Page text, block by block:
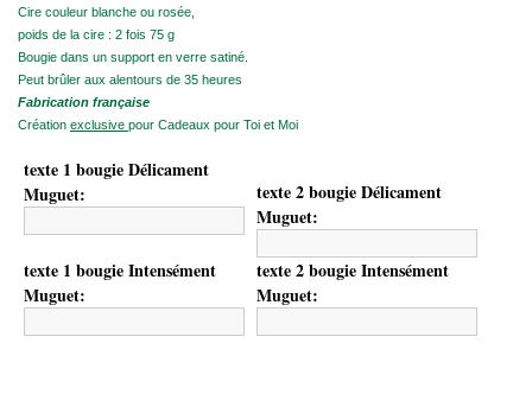
Cire couleur blanche ou rosée,
poids de la cire : 2 fois 75 g
Bougie dans un support en verre satiné.
Peut brûler aux alentours de 35 heures
Fabrication française
Création exclusive pour Cadeaux pour Toi et Moi
texte 1 bougie Délicament
Muguet:
texte 2 bougie Délicament
Muguet:
texte 1 bougie Intensément
Muguet:
texte 2 bougie Intensément
Muguet: